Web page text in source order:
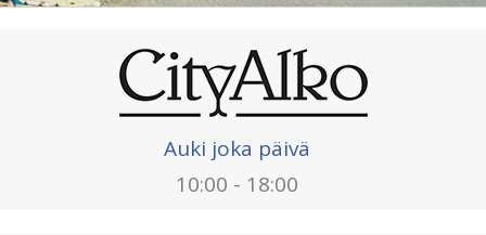
Auki joka päivä
10:00 - 18:00